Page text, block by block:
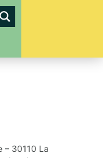
– 30110 La